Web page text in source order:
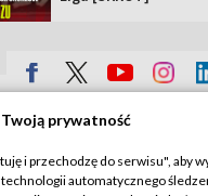
Sklep TVP
Polityka
prywatność
i przechodzę do serwisu", aby
automatycznego